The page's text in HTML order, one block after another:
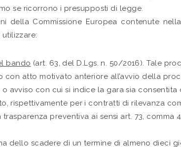
se ricorrono i presupposti di legge.
della Commissione Europea contenute
bando (art. 63, del D.Lgs. n. 50/2016). Tale
atto motivato anteriore all’avvio della
avviso con cui si indice la gara sia consentita
rispettivamente per i contratti di rilevanza
preventiva ai sensi art. 73, comma
dello scadere di un termine di almeno dieci